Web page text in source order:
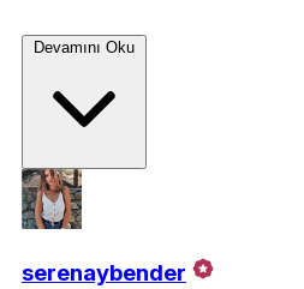
Devamını Oku
serenaybender